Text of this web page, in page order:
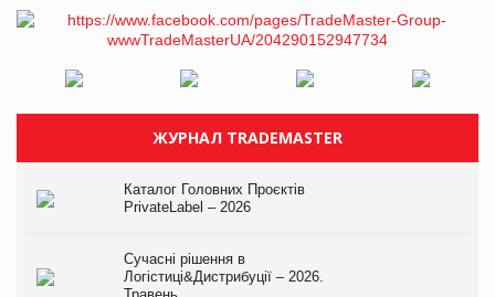
ЖУРНАЛ TRADEMASTER
Каталог Головних Проєктів
PrivateLabel – 2026
Сучасні рішення в
Логістиці&Дистрибуції – 2026.